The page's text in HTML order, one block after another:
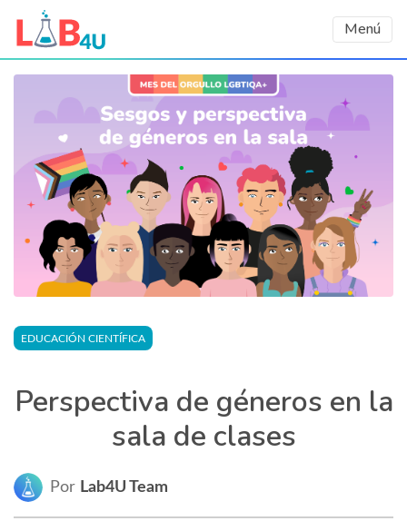
Menú
EDUCACIÓN CIENTÍFICA
Perspectiva de géneros en la
sala de clases
Por Lab4U Team